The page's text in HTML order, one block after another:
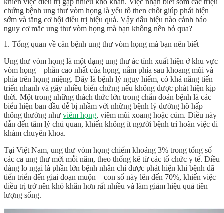
khiến việc điều trị gặp nhiều khó khăn. Việc nhận biết sớm các triệu
chứng bệnh ung thư vòm họng là yếu tố then chốt giúp phát hiện
sớm và tăng cơ hội điều trị hiệu quả. Vậy dấu hiệu nào cảnh báo
nguy cơ mắc ung thư vòm họng mà bạn không nên bỏ qua?
1. Tổng quan về căn bệnh ung thư vòm họng mà bạn nên biết
Ung thư vòm họng là một dạng ung thư ác tính xuất hiện ở khu vực
vòm họng – phần cao nhất của họng, nằm phía sau khoang mũi và
phía trên họng miệng. Đây là bệnh lý nguy hiểm, có khả năng tiến
triển nhanh và gây nhiều biến chứng nếu không được phát hiện kịp
thời. Một trong những thách thức lớn trong chẩn đoán bệnh là các
biểu hiện ban đầu dễ bị nhầm với những bệnh lý đường hô hấp
thông thường như viêm họng, viêm mũi xoang hoặc cúm. Điều này
dẫn đến tâm lý chủ quan, khiến không ít người bệnh trì hoãn việc đi
khám chuyên khoa.
Tại Việt Nam, ung thư vòm họng chiếm khoảng 3% trong tổng số
các ca ung thư mới mỗi năm, theo thống kê từ các tổ chức y tế. Điều
đáng lo ngại là phần lớn bệnh nhân chỉ được phát hiện khi bệnh đã
tiến triển đến giai đoạn muộn – con số này lên đến 70%, khiến việc
điều trị trở nên khó khăn hơn rất nhiều và làm giảm hiệu quả tiên
lượng sống.